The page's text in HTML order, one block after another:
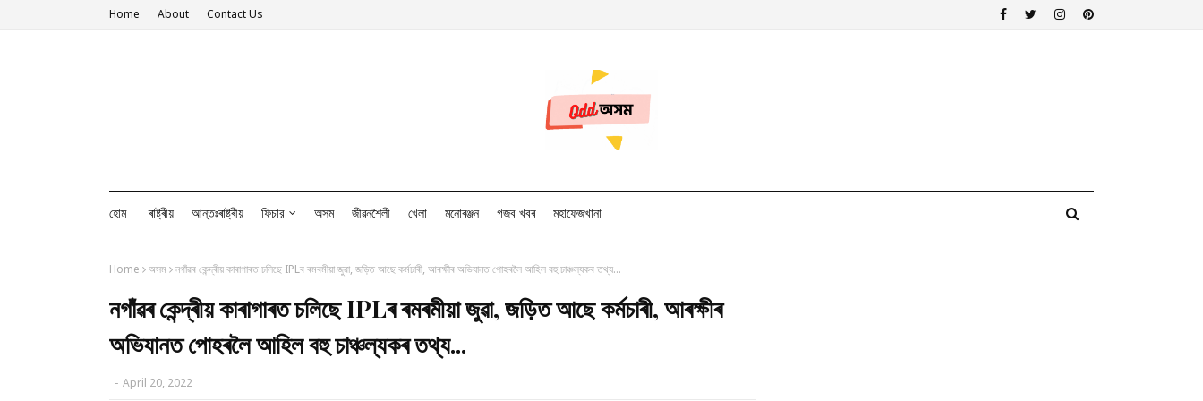
Home About Contact Us
হোম ৰাষ্ট্ৰীয় আন্তঃৰাষ্ট্ৰীয় ফিচার অসম জীৱনশৈলী খেলা মনোৰঞ্জন গজব খবৰ মহাফেজখানা
Home অসম নগাঁৱৰ কেন্দ্ৰীয় কাৰাগাৰত চলিছে IPLৰ ৰমৰমীয়া জুৱা, জড়িত আছে কৰ্মচাৰী, আৰক্ষীৰ অভিযানত পোহৰলৈ আহিল বহু চাঞ্চল্যকৰ তথ্য...
নগাঁৱৰ কেন্দ্ৰীয় কাৰাগাৰত চলিছে IPLৰ ৰমৰমীয়া জুৱা, জড়িত আছে কৰ্মচাৰী, আৰক্ষীৰ
অভিযানত পোহৰলৈ আহিল বহু চাঞ্চল্যকৰ তথ্য...
- April 20, 2022